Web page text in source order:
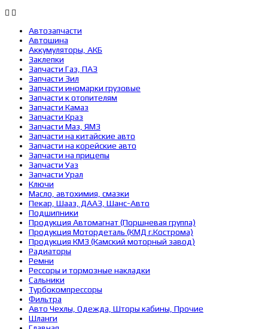
Автозапчасти
Автошина
Аккумуляторы, АКБ
Заклепки
Запчасти Газ, ПАЗ
Запчасти Зил
Запчасти иномарки грузовые
Запчасти к отопителям
Запчасти Камаз
Запчасти Краз
Запчасти Маз, ЯМЗ
Запчасти на китайские авто
Запчасти на корейские авто
Запчасти на прицепы
Запчасти Уаз
Запчасти Урал
Ключи
Масло, автохимия, смазки
Пекар, Шааз, ДААЗ, Шанс-Авто
Подшипники
Продукция Автомагнат (Поршневая группа)
Продукция Мотордеталь (КМД г.Кострома)
Продукция КМЗ (Камский моторный завод)
Радиаторы
Ремни
Рессоры и тормозные накладки
Сальники
Турбокомпрессоры
Фильтра
Авто Чехлы, Одежда, Шторы кабины, Прочие
Шланги